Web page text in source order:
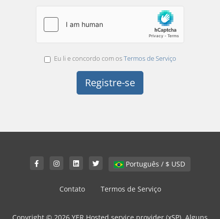
Eu li e concordo com osTermos de Serviço
Português / $ USD
Contato Termos de Serviço